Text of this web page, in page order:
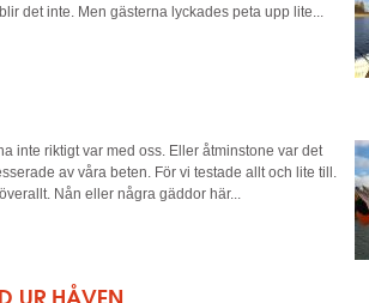
det inte. Men gästerna lyckades peta upp lite...
inte riktigt var med oss. Eller åtminstone var det
av våra beten. För vi testade allt och lite till.
Nån eller några gäddor här...
UR HÅVEN